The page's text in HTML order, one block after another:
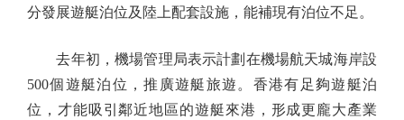
分發展遊艇泊位及陸上配套設施，能補現有泊位不足。
去年初，機場管理局表示計劃在機場航天城海岸設
500個遊艇泊位，推廣遊艇旅遊。香港有足夠遊艇泊
位，才能吸引鄰近地區的遊艇來港，形成更龐大產業